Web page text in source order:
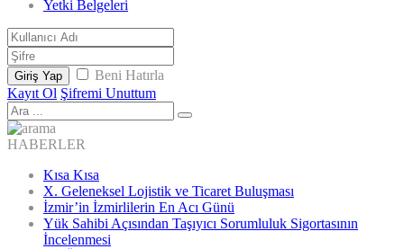
Yetki Belgeleri
Giriş Yap
Beni Hatırla
Kayıt Ol Şifremi Unuttum
HABERLER
Kısa Kısa
X. Geleneksel Lojistik ve Ticaret Buluşması
İzmir’in İzmirlilerin En Acı Günü
Yük Sahibi Açısından Taşıyıcı Sorumluluk Sigortasının
İncelenmesi